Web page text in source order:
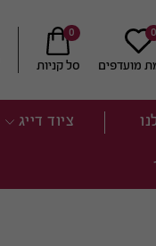
מועדפים
0
0
סל קניות
ציוד דייג